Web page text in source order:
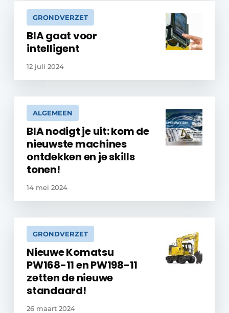
GRONDVERZET
BIA gaat voor
intelligent
12 juli 2024
ALGEMEEN
BIA nodigt je uit: kom de
nieuwste machines
ontdekken en je skills
tonen!
14 mei 2024
GRONDVERZET
Nieuwe Komatsu
PW168-11 en PW198-11
zetten de nieuwe
standaard!
26 maart 2024